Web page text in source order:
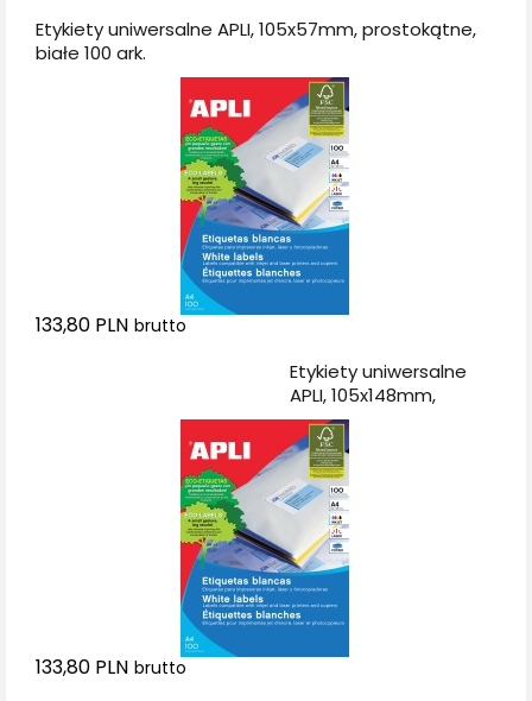
Etykiety uniwersalne APLI, 105x57mm, prostokątne,
białe 100 ark.
133,80 PLN brutto
Etykiety uniwersalne
APLI, 105x148mm,
prostokątne, białe 100
ark.
133,80 PLN brutto